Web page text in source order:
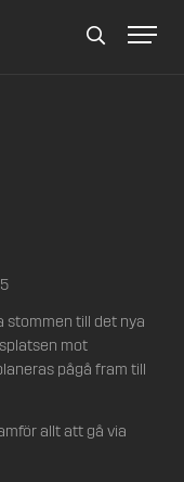
Sök
stommen till det nya
mot
pågå fram till
allt att gå via